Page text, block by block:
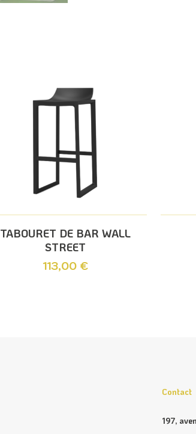
TABOURET DE BAR WALL
STREET
113,00 €
Contact
197,